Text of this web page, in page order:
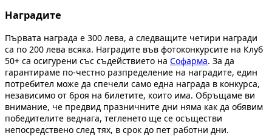
Наградите
Първата награда е 300 лева, а следващите четири награди
са по 200 лева всяка. Наградите във фотоконкурсите на Клуб
50+ са осигурени със съдействието на Софарма. За да
гарантираме по-честно разпределение на наградите, един
потребител може да спечели само една награда в конкурса,
независимо от броя на билетите, които има. Обръщаме ви
внимание, че предвид празничните дни няма как да обявим
победителите веднага, тегленето ще се осъществи
непосредствено след тях, в срок до пет работни дни.